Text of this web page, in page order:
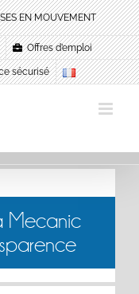
EN MOUVEMENT
Offres d’emploi
sécurisé
Mecanic